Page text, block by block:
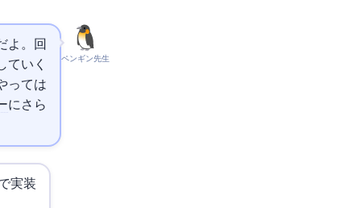
ペンギン先生
。1回
ていく
っては
にさら
実装